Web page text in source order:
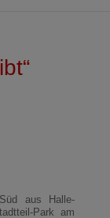
aus Halle-
Park am